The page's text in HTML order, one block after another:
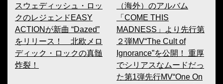
スウェディッシュ・ロッ
クのレジェンドEASY
ACTIONが新曲 “Dazed”
をリリース！ 北欧メロ
ディック・ロックの真髄
炸裂！
（海外）のアルバム
「COME THIS
MADNESS」より先行第
２弾MV“The Cult of
Ignorance”を公開！ 重厚
でシリアスなムードだっ
た第1弾先行MV“One On